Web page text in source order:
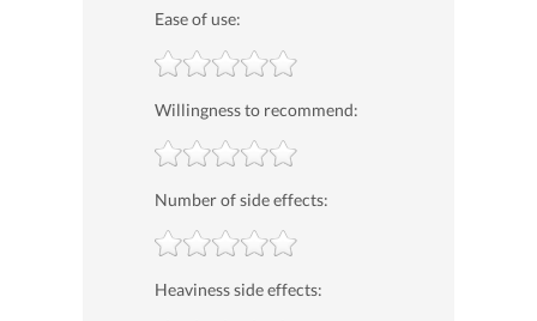
Ease of use:
Willingness to recommend:
Number of side effects:
Heaviness side effects: